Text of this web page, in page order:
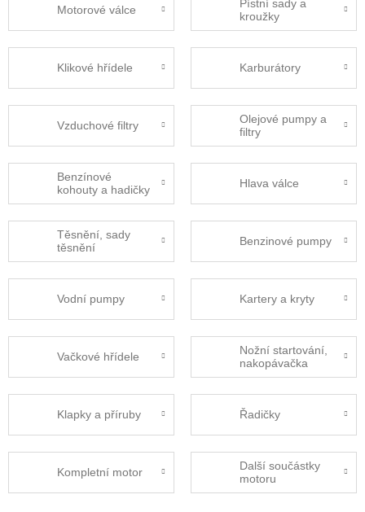
Motorové válce
Pístní sady a
kroužky
Klikové hřídele Karburátory
Vzduchové filtry
Olejové pumpy a
filtry
Benzínové
kohouty a hadičky
Hlava válce
Těsnění, sady
těsnění
Benzinové pumpy
Vodní pumpy Kartery a kryty
Vačkové hřídele
Nožní startování,
nakopávačka
Klapky a příruby Řadičky
Kompletní motor
Další součástky
motoru